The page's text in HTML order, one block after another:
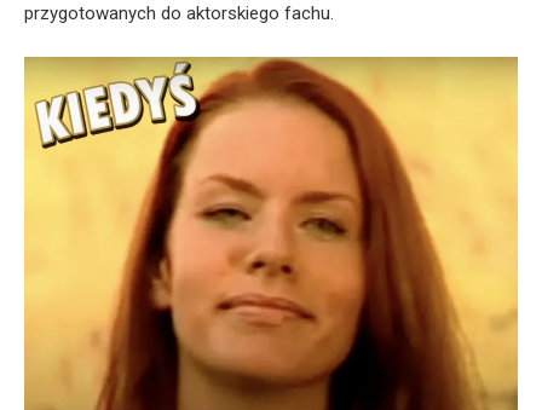
przygotowanych do aktorskiego fachu.